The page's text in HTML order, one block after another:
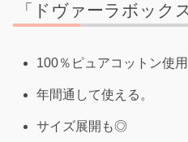
「ドヴァーラボック
100％ピュアコットン使用
年間通して使える。
サイズ展開も◎